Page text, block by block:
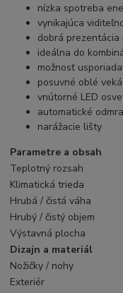
nízka spotreba
vynikajúca
dobrá
ideálna do
možnosť
posuvné oblé veká
vnútorné LED
automatické
narážacie lišty
Parametre a obsah
Teplotný rozsah
Klimatická trieda
Hrubá / čistá váha
Hrubý / čistý objem
Výstavná plocha
Dizajn a materiál
Nožičky / nohy
Exteriér